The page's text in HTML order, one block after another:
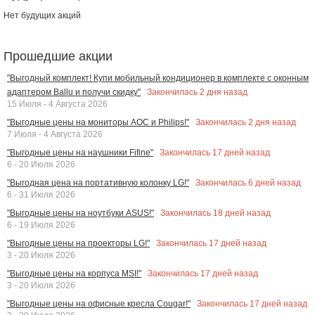
Нет будущих акций
Прошедшие акции
"Выгодный комплект! Купи мобильный кондиционер в комплекте с оконным
адаптером Ballu и получи скидку"
Закончилась 2 дня назад
15 Июля - 4 Августа 2026
"Выгодные цены на мониторы AOC и Philips!"
Закончилась 2 дня назад
7 Июля - 4 Августа 2026
"Выгодные цены на наушники Fifine"
Закончилась 17 дней назад
6 - 20 Июля 2026
"Выгодная цена на портативную колонку LG!"
Закончилась 6 дней назад
6 - 31 Июля 2026
"Выгодные цены на ноутбуки ASUS!"
Закончилась 18 дней назад
6 - 19 Июля 2026
"Выгодные цены на проекторы LG!"
Закончилась 17 дней назад
3 - 20 Июля 2026
"Выгодные цены на корпуса MSI!"
Закончилась 17 дней назад
3 - 20 Июля 2026
"Выгодные цены на офисные кресла Cougar!"
Закончилась 17 дней назад